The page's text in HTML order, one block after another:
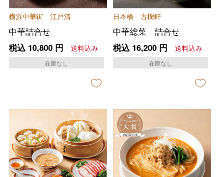
横浜中華街 江戸清
中華詰合せ
税込 10,800円 送料込み
在庫なし
日本橋 古樹軒
中華総菜 詰合せ
税込 16,200円 送料込み
在庫なし